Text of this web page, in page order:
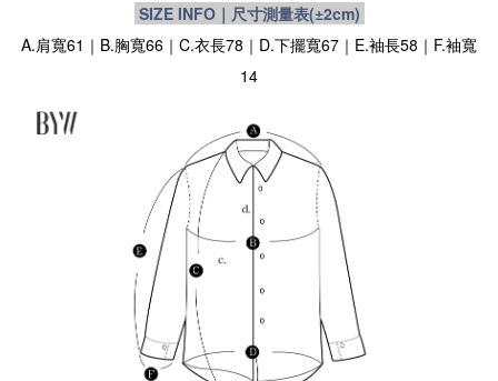
SIZE INFO｜尺寸測量表(±2cm)
A.肩寬61｜B.胸寬66｜C.衣長78｜D.下擺寬67｜E.袖長58｜F.袖寬
14